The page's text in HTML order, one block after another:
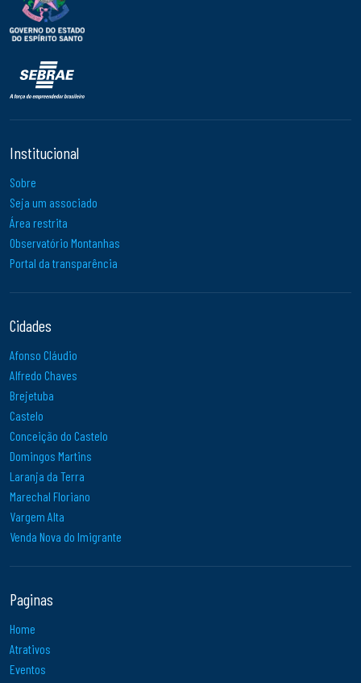
Institucional
Sobre
Seja um associado
Área restrita
Observatório Montanhas
Portal da transparência
Cidades
Afonso Cláudio
Alfredo Chaves
Brejetuba
Castelo
Conceição do Castelo
Domingos Martins
Laranja da Terra
Marechal Floriano
Vargem Alta
Venda Nova do Imigrante
Paginas
Home
Atrativos
Eventos